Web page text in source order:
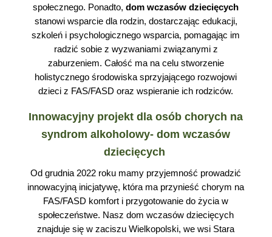
społecznego. Ponadto,dom wczasów dziecięcych
stanowi wsparcie dla rodzin, dostarczając edukacji,
szkoleń i psychologicznego wsparcia, pomagając im
radzić sobie z wyzwaniami związanymi z
zaburzeniem. Całość ma na celu stworzenie
holistycznego środowiska sprzyjającego rozwojowi
dzieci z FAS/FASD oraz wspieranie ich rodziców.
Innowacyjny projekt dla osób chorych na
syndrom alkoholowy- dom wczasów
dziecięcych
Od grudnia 2022 roku mamy przyjemność prowadzić
innowacyjną inicjatywę, która ma przynieść chorym na
FAS/FASD komfort i przygotowanie do życia w
społeczeństwe. Nasz dom wczasów dziecięcych
znajduje się w zaciszu Wielkopolski, we wsi Stara